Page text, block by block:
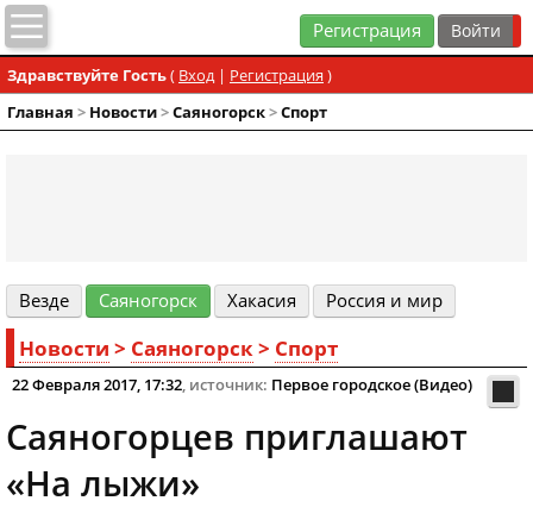
Регистрация
Здравствуйте Гость( Вход| Регистрация )
Главная > Новости>Cаяногорск>Спорт
Везде Cаяногорск Хакасия Россия и мир
Новости > Cаяногорск> Спорт
22 Февраля 2017, 17:32, источник: Первое городское (Видео)
Саяногорцев приглашают
«На лыжи»